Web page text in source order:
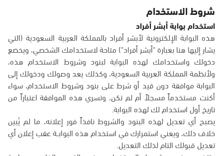
شروط الاستخدام
استخدام بوابة أبشر أفراد
هذه البوابة الإلكترونية لأبشر أفراد بالمملكة العربية السعودية (التي
يشار إليها هنا بعبارة "أبشر أفراد") متاحة لاستخدامك الشخصي، ويخضع
دخولك واستخدامك لهذه البوابة لبنود وشروط الاستخدام هذه،
ولأنظمة المملكة العربية السعودية، وكذلك يعد وصولك ودخولك إلى
البوابة موافقة دون قيد أو شرط على بنود وشروط الاستخدام، سواء
أكنت مستخدماً مسجلاً أم لم تكن، وتسري هذه الموافقة اعتباراً من
تاريخ أول استخدام لك لهذه البوابة.
يصبح أي تعديل لهذه البنود والشروط نافذاً فور إعلانه، ما لم يُبين
خلاف ذلك، ويعني استمرارك في استخدام هذه البوابــة عقب إعلان أي
تعديل قبولك التام لذلك التعديل.